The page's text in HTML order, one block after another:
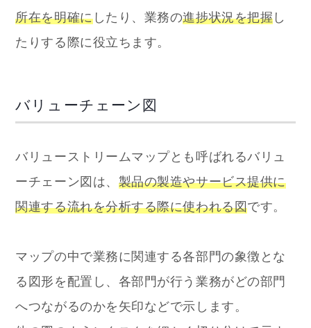
所在を明確にしたり、業務の進捗状況を把握 し
たりする際に役立ちます。
バリューチェーン図
バリューストリームマップとも呼ばれるバリュ
ーチェーン図は、 製品の製造やサービス提供に
関連する流れを分析する際に使われる図です。
マップの中で業務に関連する各部門の象徴とな
る図形を配置し、各部門が行う業務がどの部門
へつながるのかを矢印などで示します。